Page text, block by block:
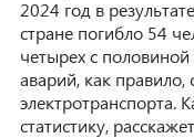
2024 год в
стране погибло 54
четырех с
аварий, как правило,
электротранспорта.
статистику,